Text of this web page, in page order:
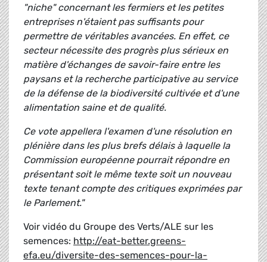
"niche" concernant les fermiers et les petites
entreprises n'étaient pas suffisants pour
permettre de véritables avancées. En effet, ce
secteur nécessite des progrès plus sérieux en
matière d'échanges de savoir-faire entre les
paysans et la recherche participative au service
de la défense de la biodiversité cultivée et d'une
alimentation saine et de qualité.
Ce vote appellera l'examen d'une résolution en
plénière dans les plus brefs délais à laquelle la
Commission européenne pourrait répondre en
présentant soit le même texte soit un nouveau
texte tenant compte des critiques exprimées par
le Parlement."
Voir vidéo du Groupe des Verts/ALE sur les
semences: http://eat-better.greens-
efa.eu/diversite-des-semences-pour-la-